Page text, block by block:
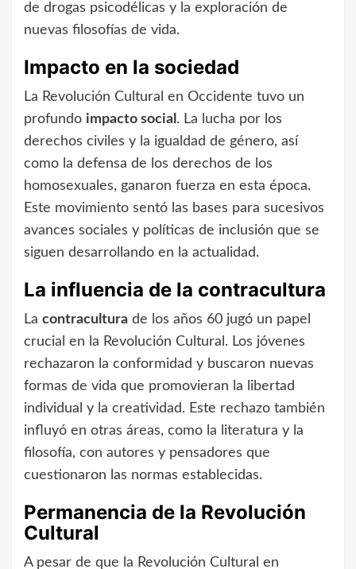
de drogas psicodélicas y la exploración de
nuevas filosofías de vida.
Impacto en la sociedad
La Revolución Cultural en Occidente tuvo un
profundo impacto social . La lucha por los
derechos civiles y la igualdad de género, así
como la defensa de los derechos de los
homosexuales, ganaron fuerza en esta época.
Este movimiento sentó las bases para sucesivos
avances sociales y políticas de inclusión que se
siguen desarrollando en la actualidad.
La influencia de la contracultura
La contracultura de los años 60 jugó un papel
crucial en la Revolución Cultural. Los jóvenes
rechazaron la conformidad y buscaron nuevas
formas de vida que promovieran la libertad
individual y la creatividad. Este rechazo también
influyó en otras áreas, como la literatura y la
filosofía, con autores y pensadores que
cuestionaron las normas establecidas.
Permanencia de la Revolución
Cultural
A pesar de que la Revolución Cultural en